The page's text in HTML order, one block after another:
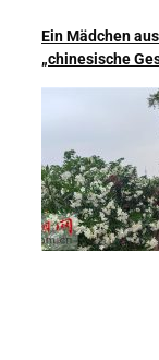
Ein Mädchen
„chinesische